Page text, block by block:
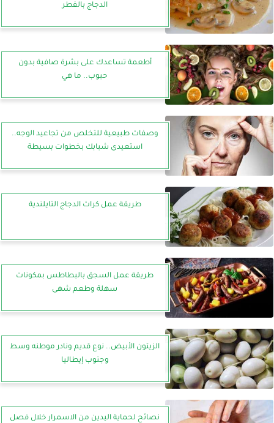
الدجاج بالفطر
أطعمة تساعدك على بشرة صافية بدون
حبوب.. ما هي
وصفات طبيعية للتخلص من تجاعيد الوجه..
استعيدى شبابك بخطوات بسيطة
طريقة عمل كرات الدجاج التايلندية
طريقة عمل السجق بالبطاطس بمكونات
سهلة وطعم شهى
الزيتون الأبيض.. نوع قديم ونادر موطنه وسط
وجنوب إيطاليا‬
نصائح لحماية اليدين من الاسمرار خلال فصل